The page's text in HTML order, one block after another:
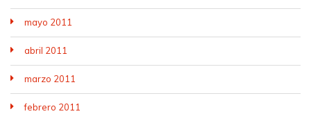
mayo 2011
abril 2011
marzo 2011
febrero 2011